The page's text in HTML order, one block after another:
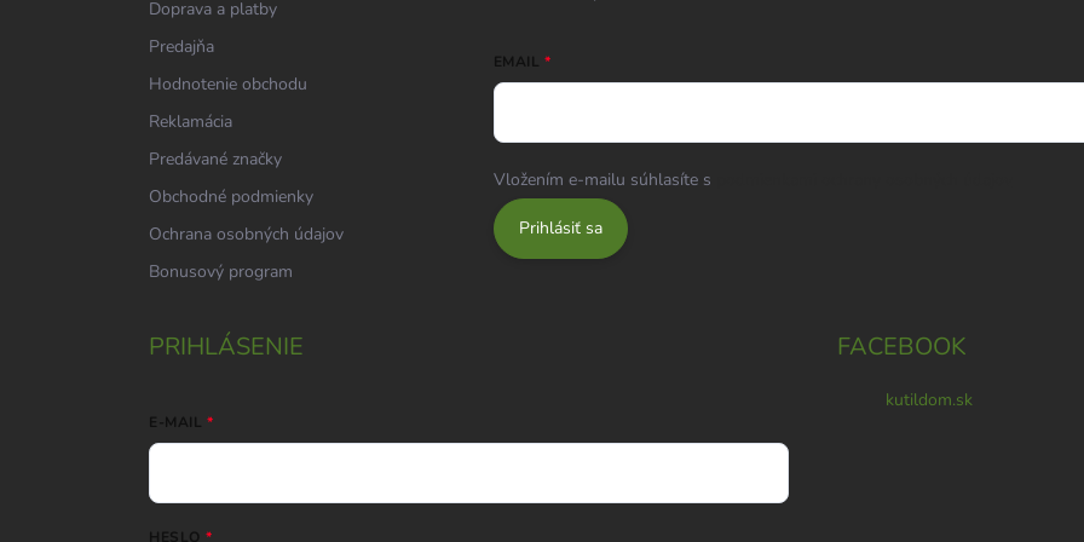
Doprava a platby
Predajňa
Hodnotenie obchodu
Reklamácia
Predávané značky
Obchodné podmienky
Ochrana osobných údajov
Bonusový program
EMAIL
Vložením e-mailu súhlasíte s
Prihlásiť sa
PRIHLÁSENIE
E-MAIL
HESLO
FACEBOOK
kutildom.sk